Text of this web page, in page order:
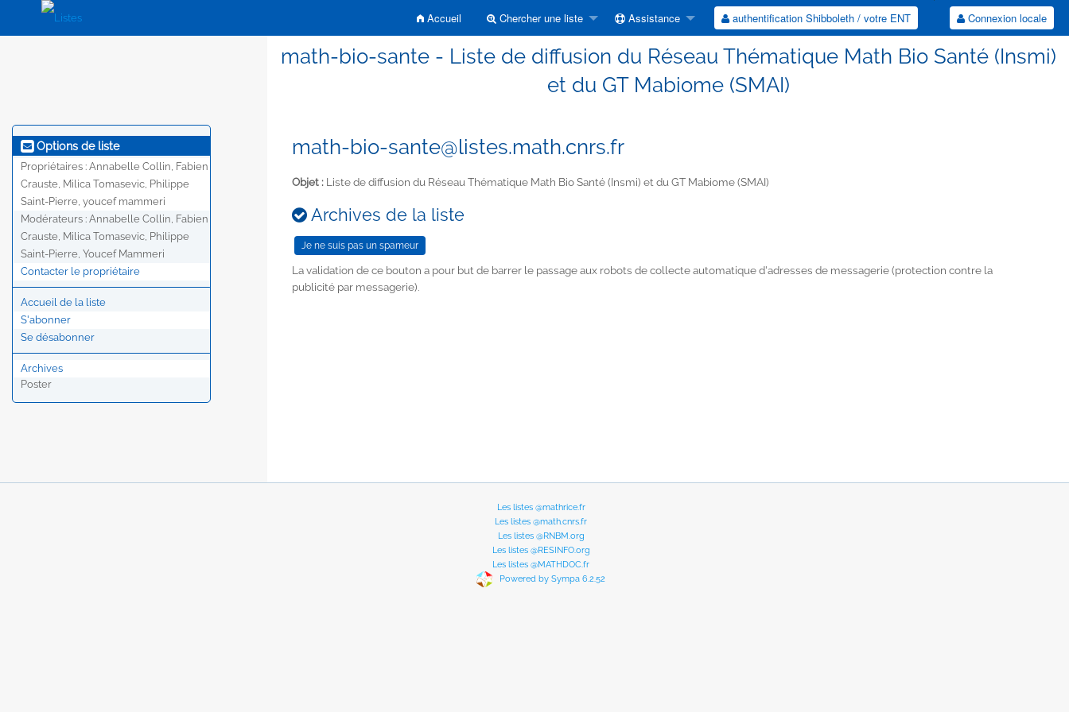
Accueil Chercher une liste Assistance authentification Shibboleth / votre ENT Connexion locale
math-bio-sante - Liste de diffusion du Réseau Thématique Math Bio Santé (Insmi)
et du GT Mabiome (SMAI)
Options de liste
Propriétaires : Annabelle Collin, Fabien
Crauste, Milica Tomasevic, Philippe
Saint-Pierre, youcef mammeri
Modérateurs : Annabelle Collin, Fabien
Crauste, Milica Tomasevic, Philippe
Saint-Pierre, Youcef Mammeri
Contacter le propriétaire
Accueil de la liste
S'abonner
Se désabonner
Archives
Poster
math-bio-sante@listes.math.cnrs.fr
Objet : Liste de diffusion du Réseau Thématique Math Bio Santé (Insmi) et du GT Mabiome (SMAI)
Archives de la liste
La validation de ce bouton a pour but de barrer le passage aux robots de collecte automatique d'adresses de messagerie (protection contre la
publicité par messagerie).
Les listes @mathrice.fr
Les listes @math.cnrs.fr
Les listes @RNBM.org
Les listes @RESINFO.org
Les listes @MATHDOC.fr
Powered by Sympa 6.2.52